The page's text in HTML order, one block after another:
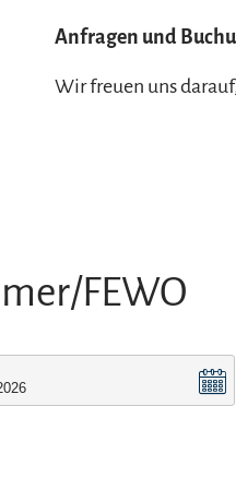
Anfragen und
Wir freuen uns
FEWO